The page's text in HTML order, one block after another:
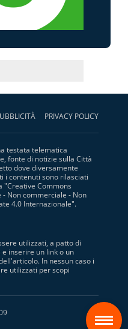
PRIVACY POLICY
testata telematica
fonte di notizie sulla Città
dove diversamente
i contenuti sono rilasciati
"Creative Commons
Non commerciale - Non
4.0 Internazionale".
utilizzati, a patto di
inserire un link o un
In nessun caso i
utilizzati per scopi